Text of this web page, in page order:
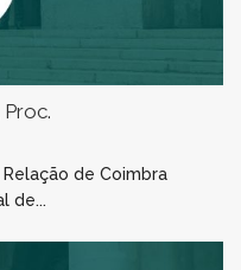
de Coimbra
de...